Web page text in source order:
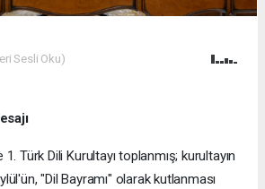
Sesli Oku)
Türk Dili Kurultayı toplanmış; kurultayın
"Dil Bayramı" olarak kutlanması